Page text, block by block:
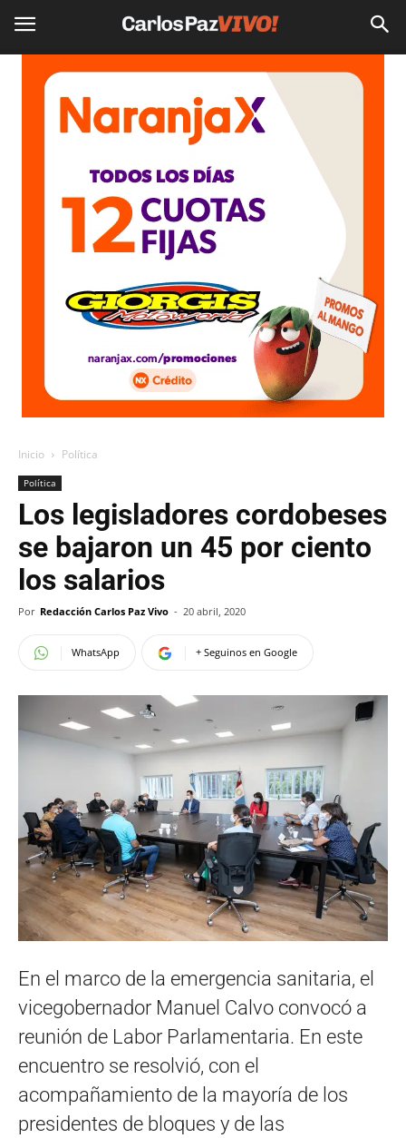
Inicio Política
Política
Los legisladores cordobeses
se bajaron un 45 por ciento
los salarios
Por Redacción Carlos Paz Vivo - 20 abril, 2020
WhatsApp + Seguinos en Google
En el marco de la emergencia sanitaria, el
vicegobernador Manuel Calvo convocó a
reunión de Labor Parlamentaria. En este
encuentro se resolvió, con el
acompañamiento de la mayoría de los
presidentes de bloques y de las